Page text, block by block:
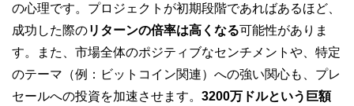
の心理です。プロジェクトが初期段階であればあるほど、
成功した際のリターンの倍率は高くなる可能性がありま
す。また、市場全体のポジティブなセンチメントや、特定
のテーマ（例：ビットコイン関連）への強い関心も、プレ
セールへの投資を加速させます。 3200万ドルという巨額